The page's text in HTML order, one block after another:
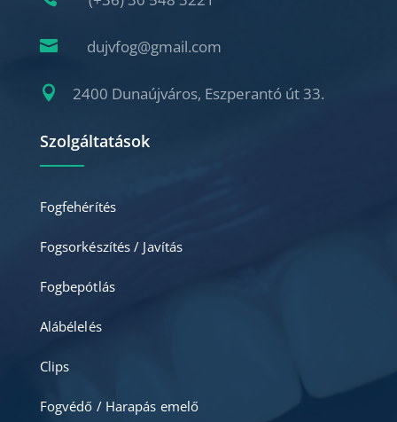
 dujvfog@gmail.com
 2400 Dunaújváros, Eszperantó út 33.
Szolgáltatások
Fogfehérítés
Fogsorkészítés / Javítás
Fogbepótlás
Alábélelés
Clips
Fogvédő / Harapás emelő